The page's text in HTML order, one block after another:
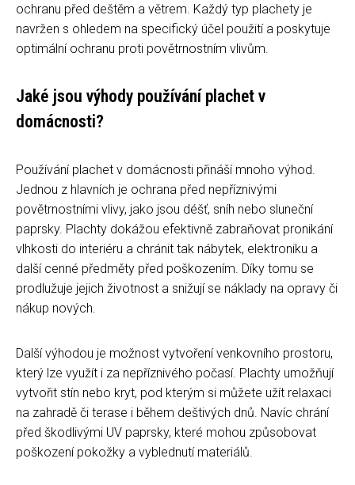
ochranu před deštěm a větrem. Každý typ plachety je
navržen s ohledem na specifický účel použití a poskytuje
optimální ochranu proti povětrnostním vlivům.
Jaké jsou výhody používání plachet v
domácnosti?
Používání plachet v domácnosti přináší mnoho výhod.
Jednou z hlavních je ochrana před nepříznivými
povětrnostními vlivy, jako jsou déšť, sníh nebo sluneční
paprsky. Plachty dokážou efektivně zabraňovat pronikání
vlhkosti do interiéru a chránit tak nábytek, elektroniku a
další cenné předměty před poškozením. Díky tomu se
prodlužuje jejich životnost a snižují se náklady na opravy či
nákup nových.
Další výhodou je možnost vytvoření venkovního prostoru,
který lze využít i za nepříznivého počasí. Plachty umožňují
vytvořit stín nebo kryt, pod kterým si můžete užít relaxaci
na zahradě či terase i během deštivých dnů. Navíc chrání
před škodlivými UV paprsky, které mohou způsobovat
poškození pokožky a vyblednutí materiálů.